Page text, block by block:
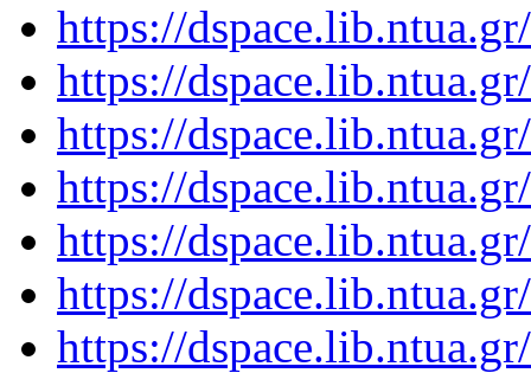
https://
https://
https://
https://
https://
https://
https://